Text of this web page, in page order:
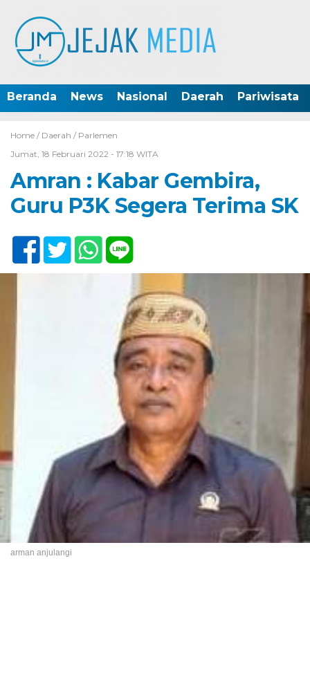
Beranda News Nasional Daerah Pariwisata
Home / Daerah / Parlemen
Jumat, 18 Februari 2022 - 17:18 WITA
Amran : Kabar Gembira,
Guru P3K Segera Terima SK
arman anjulangi